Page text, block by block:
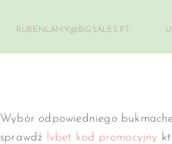
RUBENLAMY@BIGSALES.PT
Wybór odpowiedniego
sprawdź
lvbet kod promocyjny